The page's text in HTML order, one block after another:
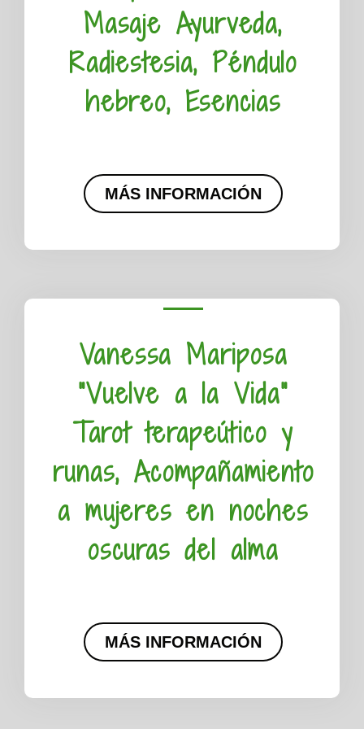
Masaje Ayurveda,
Radiestesia, Péndulo
hebreo, Esencias
MÁS INFORMACIÓN
Vanessa Mariposa
"Vuelve a la Vida"
Tarot terapeútico y
runas, Acompañamiento
a mujeres en noches
oscuras del alma
MÁS INFORMACIÓN